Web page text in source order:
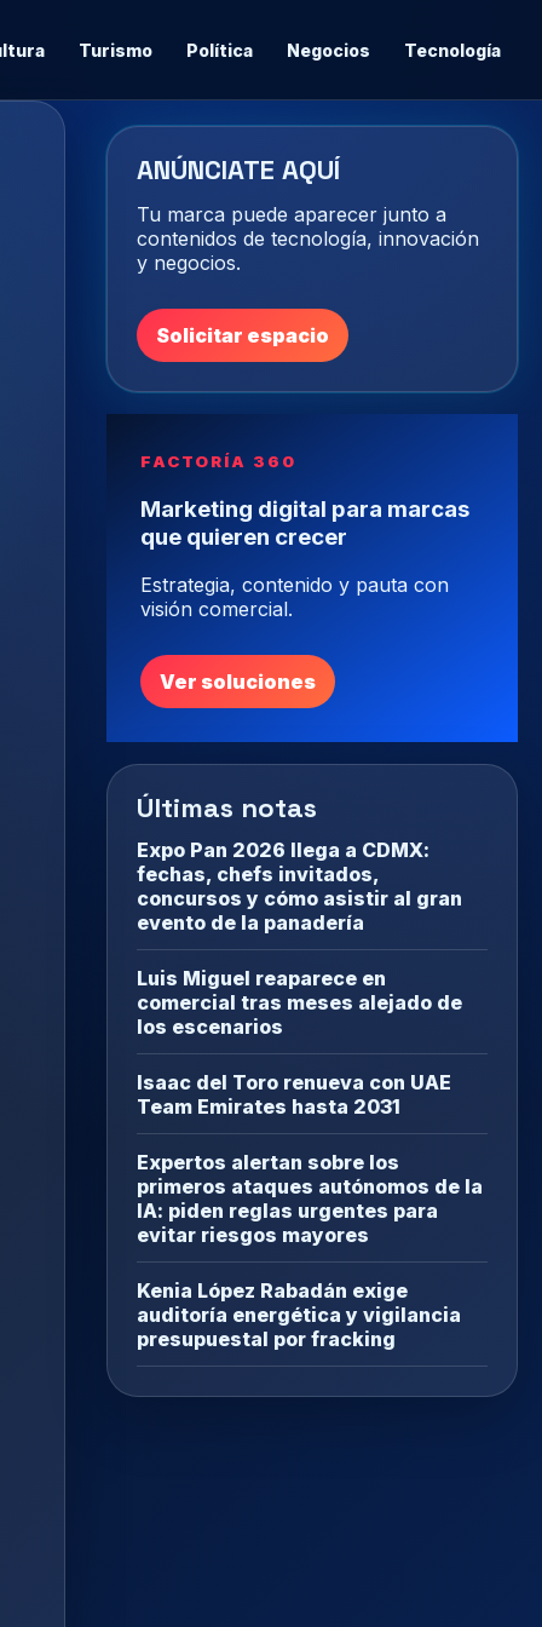
Turismo Política Negocios Tecnología
ANÚNCIATE AQUÍ
Tu marca puede aparecer junto a
contenidos de tecnología, innovación
y negocios.
Solicitar espacio
FACTORÍA 360
Marketing digital para marcas
que quieren crecer
Estrategia, contenido y pauta con
visión comercial.
Ver soluciones
Últimas notas
Expo Pan 2026 llega a CDMX:
fechas, chefs invitados,
concursos y cómo asistir al gran
evento de la panadería
Luis Miguel reaparece en
comercial tras meses alejado de
los escenarios
Isaac del Toro renueva con UAE
Team Emirates hasta 2031
Expertos alertan sobre los
primeros ataques autónomos de la
IA: piden reglas urgentes para
evitar riesgos mayores
Kenia López Rabadán exige
auditoría energética y vigilancia
presupuestal por fracking